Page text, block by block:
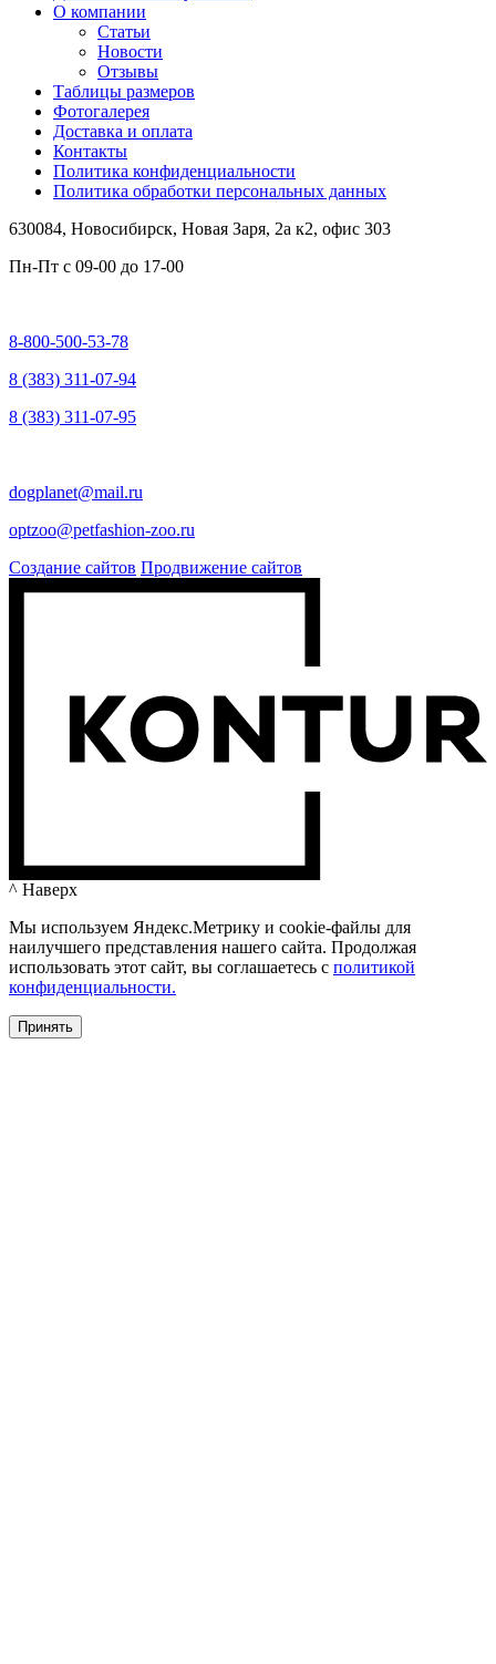
О компании
Статьи
Новости
Отзывы
Таблицы размеров
Фотогалерея
Доставка и оплата
Контакты
Политика конфиденциальности
Политика обработки персональных данных
630084, Новосибирск, Новая Заря, 2а к2, офис 303
Пн-Пт c 09-00 до 17-00
8-800-500-53-78
8 (383) 311-07-94
8 (383) 311-07-95
dogplanet@mail.ru
optzoo@petfashion-zoo.ru
Создание сайтов Продвижение сайтов
^ Наверх
Мы используем Яндекс.Метрику и cookie-файлы для
наилучшего представления нашего сайта. Продолжая
использовать этот сайт, вы соглашаетесь c политикой
конфиденциальности.
Принять